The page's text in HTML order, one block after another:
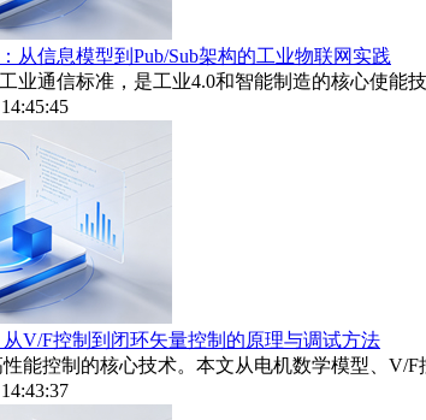
从信息模型到Pub/Sub架构的工业物联网实践
业通信标准，是工业4.0和智能制造的核心使能
V/F控制到闭环矢量控制的原理与调试方法
能控制的核心技术。本文从电机数学模型、V/